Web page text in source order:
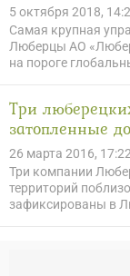
5 октября 2018,
Самая крупная
Люберцы АО
на пороге
Три
затопленные
26 марта 2016, 17:22
Три компании
территорий
зафиксированы в